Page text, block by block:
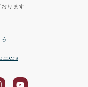
ります